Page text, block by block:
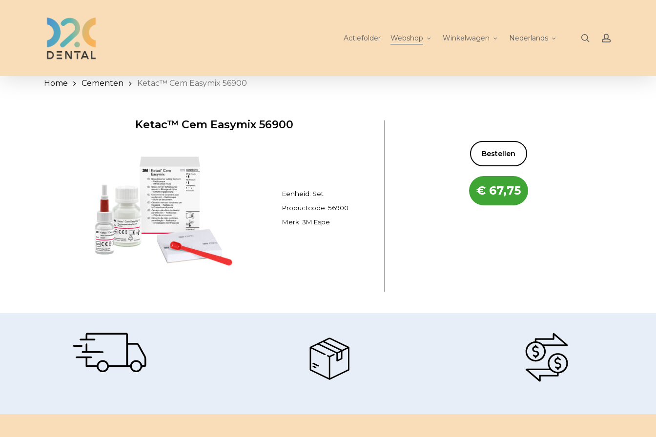
Actiefolder Webshop Winkelwagen Nederlands searchaccount
Home Cementen Ketac™ Cem Easymix 56900
Ketac™ Cem Easymix 56900
Eenheid: Set
Productcode:56900
Merk: 3M Espe
Bestellen
€67,75